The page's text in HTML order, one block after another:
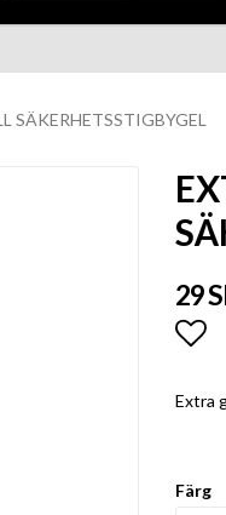
SÄKERHETSSTIGBYGEL
29
Extra
Färg